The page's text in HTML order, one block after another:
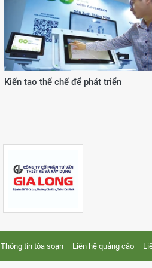
Động lực từ cơ chế, chính sách đặc
Thông tin tòa soạn Liên hệ quảng cáo